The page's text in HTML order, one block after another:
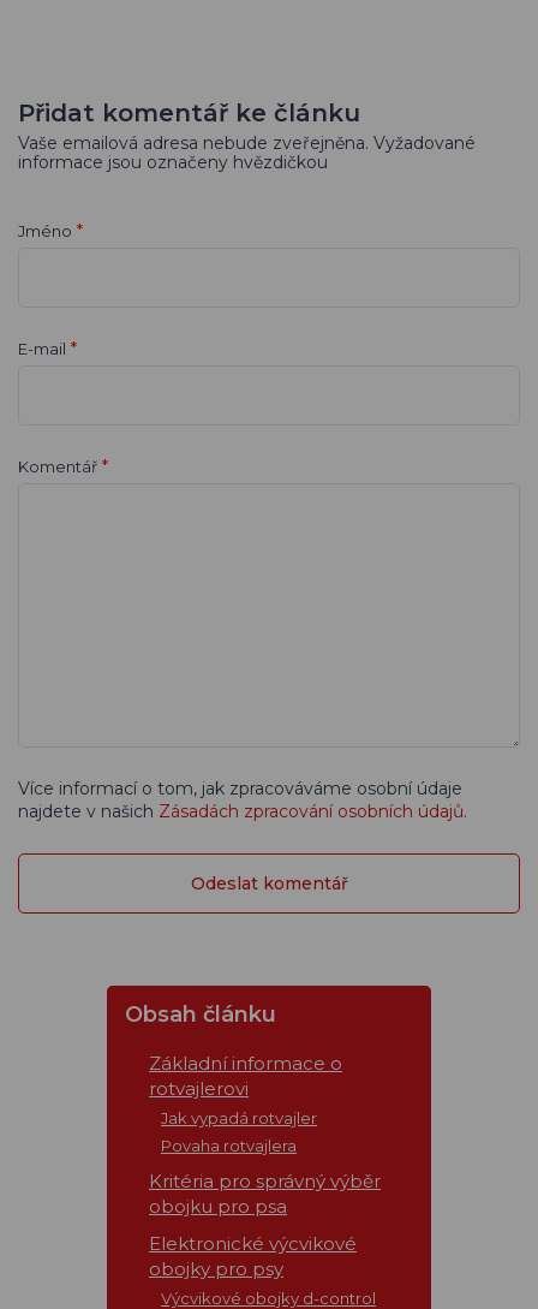
Přidat komentář ke článku
Vaše emailová adresa nebude zveřejněna. Vyžadované
informace jsou označeny hvězdičkou
Jméno *
E-mail *
Komentář *
Více informací o tom, jak zpracováváme osobní údaje
najdete v našich Zásadách zpracování osobních údajů.
Obsah článku
Základní informace o
rotvajlerovi
Jak vypadá rotvajler
Povaha rotvajlera
Kritéria pro správný výběr
obojku pro psa
Elektronické výcvikové
obojky pro psy
Výcvikové obojky d-control